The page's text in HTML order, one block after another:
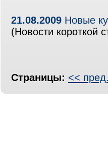
21.08.2009 Новые
(Новости короткой
Страницы: <<